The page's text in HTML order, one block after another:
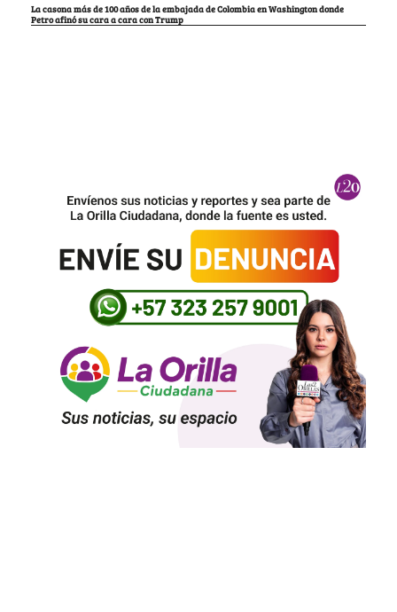
La casona más de 100 años de la embajada de Colombia en Washington donde
Petro afinó su cara a cara con Trump